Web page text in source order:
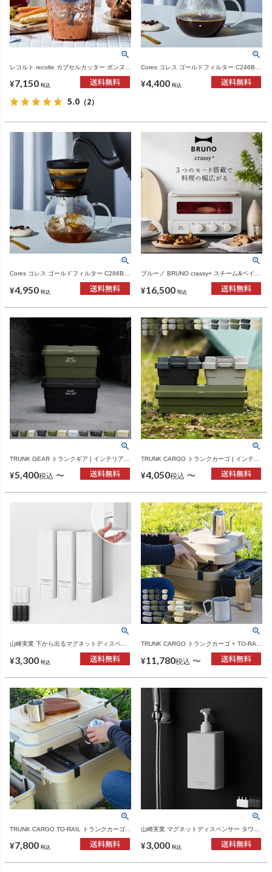
レコルト recolte カプセルカッター ボンヌ |
¥7,150 税込
5.0 （2）
Cores コレス ゴールドフィルター C246BK
¥4,400 税込
Cores コレス ゴールドフィルター C286BK
| キッチン用品・コーヒードリッパー
¥4,950 税込
ブルーノ BRUNO crassy+ スチーム&ベイク
トースター | キッチン家電・トースター
¥16,500 税込
TRUNK GEAR トランクギア | インテリア雑
¥5,400税込 〜
TRUNK CARGO トランクカーゴ | インテリ
¥4,050税込 〜
山崎実業 下から出るマグネットディスペン
サー タワー tower | バスグッズ・タワーシリ
ーズ
¥3,300 税込
TRUNK CARGO トランクカーゴ + TO-RAIL
セット | インテリア雑貨・収納
¥11,780税込 〜
TRUNK CARGO TO-RAIL トランクカーゴ
パーツ
¥7,800 税込
山崎実業 マグネットディスペンサー タワー
¥3,000 税込